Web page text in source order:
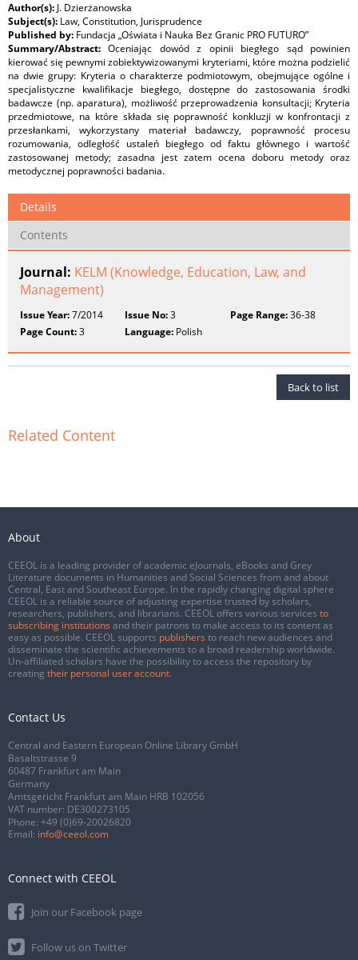
Author(s): J. Dzierżanowska
Subject(s): Law, Constitution, Jurisprudence
Published by: Fundacja „Oświata i Nauka Bez Granic PRO FUTURO”
Summary/Abstract:Oceniając dowód z opinii biegłego sąd powinien
kierować się pewnymi zobiektywizowanymi kryteriami, które można podzielić
na dwie grupy: Kryteria o charakterze podmiotowym, obejmujące ogólne i
specjalistyczne kwalifikacje biegłego, dostępne do zastosowania środki
badawcze (np. aparatura), możliwość przeprowadzenia konsultacji; Kryteria
przedmiotowe, na które składa się poprawność konkluzji w konfrontacji z
przesłankami, wykorzystany materiał badawczy, poprawność procesu
rozumowania, odległość ustaleń biegłego od faktu głównego i wartość
zastosowanej metody; zasadna jest zatem ocena doboru metody oraz
metodycznej poprawności badania.
Details
Contents
Journal: KELM (Knowledge, Education, Law, and
Management)
Issue Year:7/2014 Issue No:3 Page Range:36-38
Page Count:3 Language: Polish
Back to list
Related Content
About
CEEOL is a leading provider of academic eJournals, eBooks and Grey
Literature documents in Humanities and Social Sciences from and about
Central, East and Southeast Europe. In the rapidly changing digital sphere
CEEOL is a reliable source of adjusting expertise trusted by scholars,
researchers, publishers, and librarians. CEEOL offers various services to
subscribing institutions and their patrons to make access to its content as
easy as possible. CEEOL supports publishers to reach new audiences and
disseminate the scientific achievements to a broad readership worldwide.
Un-affiliated scholars have the possibility to access the repository by
creating their personal user account.
Contact Us
Central and Eastern European Online Library GmbH
Basaltstrasse 9
60487 Frankfurt am Main
Germany
Amtsgericht Frankfurt am Main HRB 102056
VAT number: DE300273105
Phone: +49 (0)69-20026820
Email: info@ceeol.com
Connect with CEEOL
Join our Facebook page
Follow us on Twitter